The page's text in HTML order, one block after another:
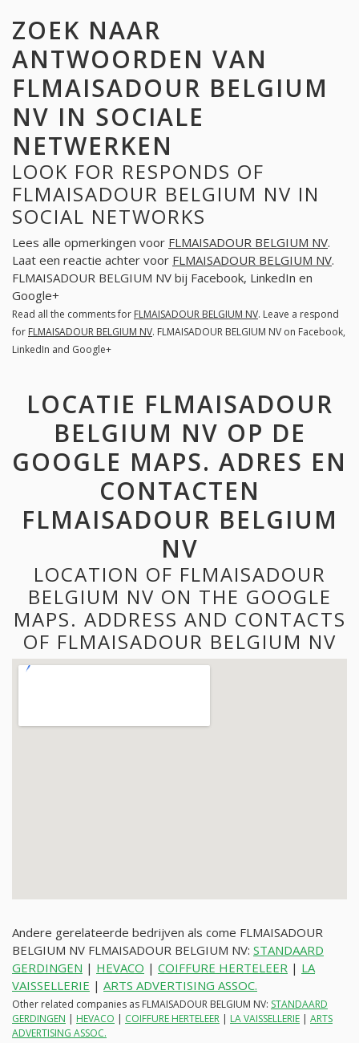
ZOEK NAAR
ANTWOORDEN VAN
FLMAISADOUR BELGIUM
NV IN SOCIALE
NETWERKEN
LOOK FOR RESPONDS OF
FLMAISADOUR BELGIUM NV IN
SOCIAL NETWORKS
Lees alle opmerkingen voor FLMAISADOUR BELGIUM NV.
Laat een reactie achter voor FLMAISADOUR BELGIUM NV.
FLMAISADOUR BELGIUM NV bij Facebook, LinkedIn en
Google+
Read all the comments for FLMAISADOUR BELGIUM NV. Leave a respond
for FLMAISADOUR BELGIUM NV. FLMAISADOUR BELGIUM NV on Facebook,
LinkedIn and Google+
LOCATIE FLMAISADOUR
BELGIUM NV OP DE
GOOGLE MAPS. ADRES EN
CONTACTEN
FLMAISADOUR BELGIUM
NV
LOCATION OF FLMAISADOUR
BELGIUM NV ON THE GOOGLE
MAPS. ADDRESS AND CONTACTS
OF FLMAISADOUR BELGIUM NV
Andere gerelateerde bedrijven als come FLMAISADOUR
BELGIUM NV FLMAISADOUR BELGIUM NV: STANDAARD
GERDINGEN | HEVACO | COIFFURE HERTELEER | LA
VAISSELLERIE | ARTS ADVERTISING ASSOC.
Other related companies as FLMAISADOUR BELGIUM NV: STANDAARD
GERDINGEN | HEVACO | COIFFURE HERTELEER | LA VAISSELLERIE | ARTS
ADVERTISING ASSOC.